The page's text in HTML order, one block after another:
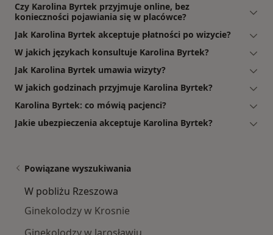
Czy Karolina Byrtek przyjmuje online, bez
konieczności pojawiania się w placówce?
Jak Karolina Byrtek akceptuje płatności po wizycie?
W jakich językach konsultuje Karolina Byrtek?
Jak Karolina Byrtek umawia wizyty?
W jakich godzinach przyjmuje Karolina Byrtek?
Karolina Byrtek: co mówią pacjenci?
Jakie ubezpieczenia akceptuje Karolina Byrtek?
Powiązane wyszukiwania
W pobliżu Rzeszowa
Ginekolodzy w Krosnie